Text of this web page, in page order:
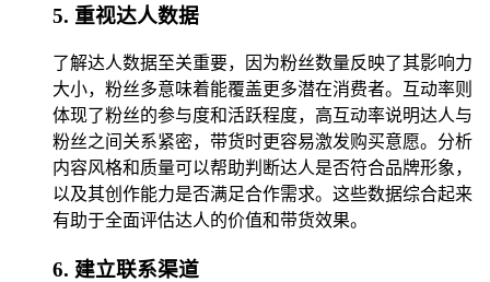
5. 重视达人数据
了解达人数据至关重要，因为粉丝数量反映了其影响力
大小，粉丝多意味着能覆盖更多潜在消费者。互动率则
体现了粉丝的参与度和活跃程度，高互动率说明达人与
粉丝之间关系紧密，带货时更容易激发购买意愿。分析
内容风格和质量可以帮助判断达人是否符合品牌形象，
以及其创作能力是否满足合作需求。这些数据综合起来
有助于全面评估达人的价值和带货效果。
6. 建立联系渠道